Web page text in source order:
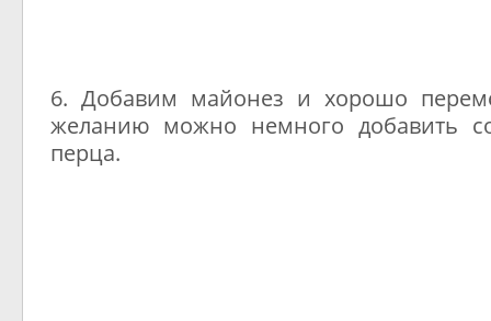
6. Добавим майонез и хорошо
желанию можно немного добавить
перца.